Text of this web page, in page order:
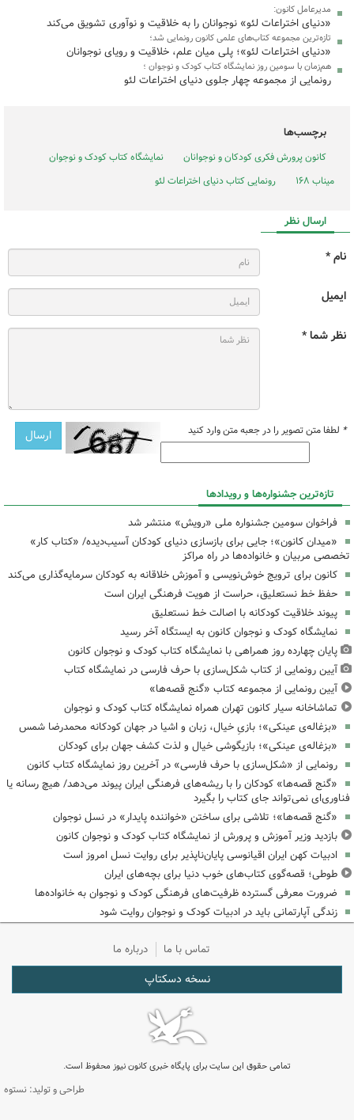
مدیرعامل کانون:
«دنیای اختراعات لئو» نوجوانان را به خلاقیت و نوآوری تشویق می‌کند
تازه‌ترین مجموعه کتاب‌های علمی کانون رونمایی شد؛
«دنیای اختراعات لئو»؛ پلی میان علم، خلاقیت و رویای نوجوانان
هم‌زمان با سومین روز نمایشگاه کتاب کودک و نوجوان ؛
رونمایی از مجموعه چهار جلوی دنیای اختراعات لئو
برچسب‌ها
کانون پرورش فکری کودکان و نوجوانان
نمایشگاه کتاب کودک و نوجوان
میناب ۱۶۸
رونمایی کتاب دنیای اختراعات لئو
ارسال نظر
نام *
ایمیل
نظر شما *
* لطفا متن تصویر را در جعبه متن وارد کنید
تازه‌ترین جشنواره‌ها و رویدادها
فراخوان سومین جشنواره ملی «رویش» منتشر شد
«میدان کانون»؛ جایی برای بازسازی دنیای کودکان آسیب‌دیده/ «کتاب کار»
تخصصی مربیان و خانواده‌ها در راه مراکز
کانون برای ترویج خوش‌نویسی و آموزش خلاقانه به کودکان سرمایه‌گذاری می‌کند
حفظ خط نستعلیق، حراست از هویت فرهنگی ایران است
پیوند خلاقیت کودکانه با اصالت خط نستعلیق
نمایشگاه کودک و نوجوان کانون به ایستگاه آخر رسید
پایان چهارده روز همراهی با نمایشگاه کتاب کودک و نوجوان کانون
آیین رونمایی از کتاب شکل‌سازی با حرف فارسی در نمایشگاه کتاب
آیین رونمایی از مجموعه کتاب «گنج قصه‌ها»
تماشاخانه سیار کانون تهران همراه نمایشگاه کتاب کودک و نوجوان
«بزغاله‌ی عینکی»؛ بازیِ خیال، زبان و اشیا در جهان کودکانه محمدرضا شمس
«بزغاله‌ی عینکی»؛ بازیگوشی خیال و لذت کشف جهان برای کودکان
رونمایی از «شکل‌سازی با حرف فارسی» در آخرین روز نمایشگاه کتاب کانون
«گنج قصه‌ها» کودکان را با ریشه‌های فرهنگی ایران پیوند می‌دهد/ هیچ رسانه یا
فناوری‌ای نمی‌تواند جای کتاب را بگیرد
«گنج قصه‌ها»؛ تلاشی برای ساختن «خواننده پایدار» در نسل نوجوان
بازدید وزیر آموزش و پرورش از نمایشگاه کتاب کودک و نوجوان کانون
ادبیات کهن ایران اقیانوسی پایان‌ناپذیر برای روایت نسل امروز است
طوطی؛ قصه‌گوی کتاب‌های خوب دنیا برای بچه‌های ایران
ضرورت معرفی گسترده ظرفیت‌های فرهنگی کودک و نوجوان به خانواده‌ها
زندگی آپارتمانی باید در ادبیات کودک و نوجوان روایت شود
تماس با ما درباره ما
نسخه دسکتاپ
تمامی حقوق این سایت برای پایگاه خبری کانون نیوز محفوظ است.
طراحی و تولید: نستوه